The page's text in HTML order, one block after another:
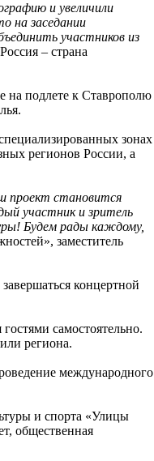
и увеличили
на заседании
участников из
– страна
на подлете к Ставрополю
зонах
регионов России, а
проект становится
участник и зритель
Будем рады каждому,
заместитель
концертной
самостоятельно.
региона.
международного
и спорта «Улицы
общественная